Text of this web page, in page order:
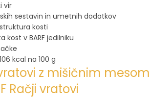
vir
sestavin in umetnih dodatkov
kosti
v BARF jedilniku
kcal na 100 g
z mišičnim mesom
Račji vratovi